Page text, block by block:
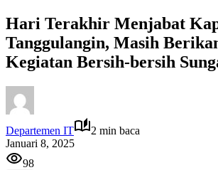
Hari Terakhir Menjabat
Tanggulangin, Masih
Kegiatan Bersih-bersih
Departemen IT
2 min baca
Januari 8, 2025
98